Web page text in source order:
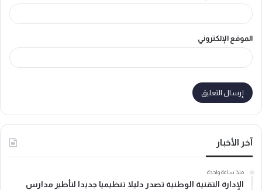
الموقع الإلكتروني
آخر الأخبار
منذ ساعة واحدة
الإدارة التقنية الوطنية تصدر دليلا تنظيميا جديدا لتأطير مدارس